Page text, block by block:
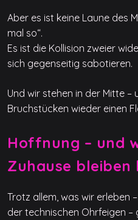
Aber es ist keine Laune des
mal so“.
Es ist die Kollision zweier
sich gegenseitig sabotieren.
Und wir stehen in der Mitte –
Bruchstücken wieder einen
Hoffnung – und
Zuhause bleiben
Trotz allem, was wir erleben
der technischen Ohrfeigen –